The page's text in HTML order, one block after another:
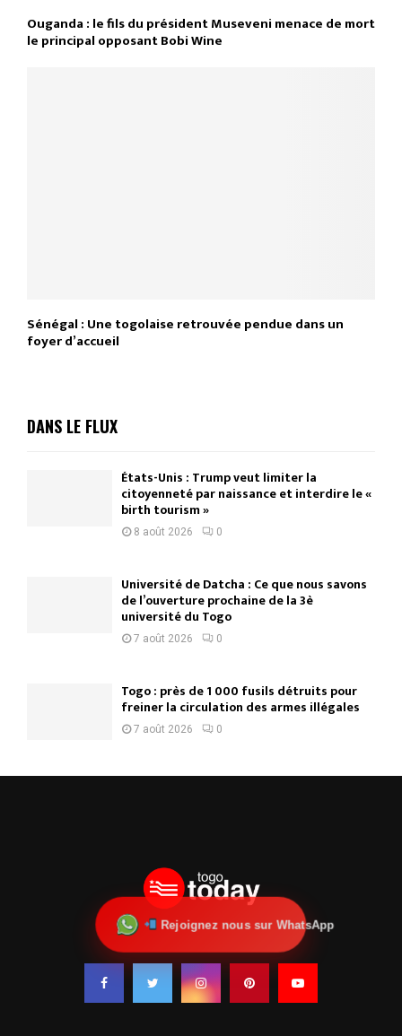
Ouganda : le fils du président Museveni menace de mort
le principal opposant Bobi Wine
Sénégal : Une togolaise retrouvée pendue dans un
foyer d’accueil
DANS LE FLUX
États-Unis : Trump veut limiter la
citoyenneté par naissance et interdire le «
birth tourism »
8 août 2026 0
Université de Datcha : Ce que nous savons
de l’ouverture prochaine de la 3è
université du Togo
7 août 2026 0
Togo : près de 1 000 fusils détruits pour
freiner la circulation des armes illégales
7 août 2026 0
Rejoignez nous sur WhatsApp